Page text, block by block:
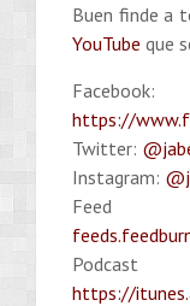
Buen finde a
YouTube que
Facebook:
https://
Twitter:
Instagram:
https://